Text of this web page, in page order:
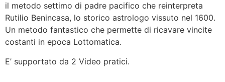
il metodo settimo di padre pacifico che reinterpreta
Rutilio Benincasa, lo storico astrologo vissuto nel 1600.
Un metodo fantastico che permette di ricavare vincite
costanti in epoca Lottomatica.
E’ supportato da 2 Video pratici.